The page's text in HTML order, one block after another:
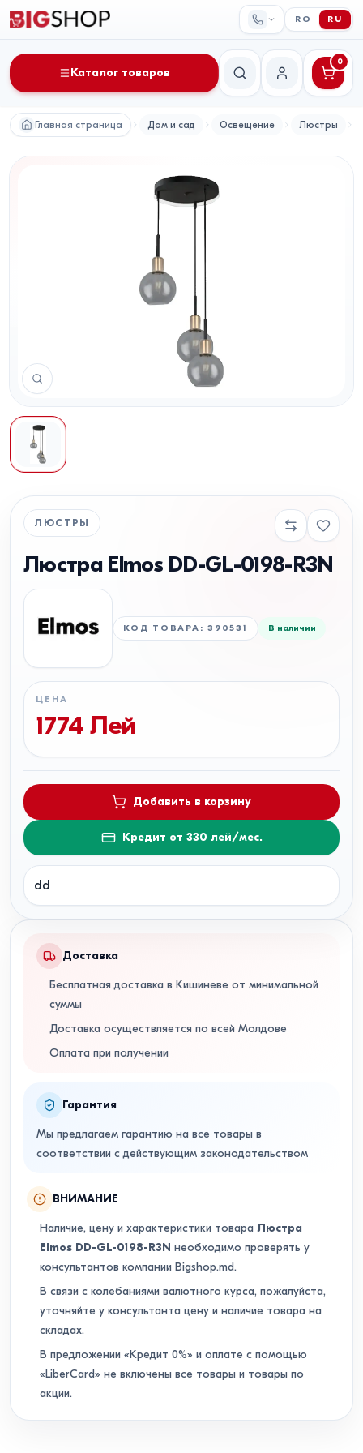
RO RU
Каталог товаров
Поиск Мой аккаунт
0
Главная страница Дом и сад Освещение Люстры
ЛЮСТРЫ
Люстра Elmos DD-GL-0198-R3N
КОД ТОВАРА :390531 В наличии
ЦЕНА
1774 Лей
Добавить в корзину
Кредит от 330 лей/мес.
dd
Доставка
Бесплатная доставка в Кишиневе от минимальной
суммы
Доставка осуществляется по всей Молдове
Оплата при получении
Гарантия
Мы предлагаем гарантию на все товары в
соответствии с действующим законодательством
ВНИМАНИЕ
Наличие, цену и характеристики товара Люстра
Elmos DD-GL-0198-R3N необходимо проверять у
консультантов компании Bigshop.md.
В связи с колебаниями валютного курса, пожалуйста,
уточняйте у консультанта цену и наличие товара на
складах.
В предложении «Кредит 0%» и оплате с помощью
«LiberCard» не включены все товары и товары по
акции.